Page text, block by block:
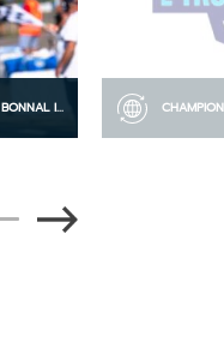
SAINT-AMAND COLOMBIERS : BONNAL IMPÉRIAL, BIDART GARDE LA MAIN, BRACQUEMOND PREND LE POUVOIR AU CHALLENGER